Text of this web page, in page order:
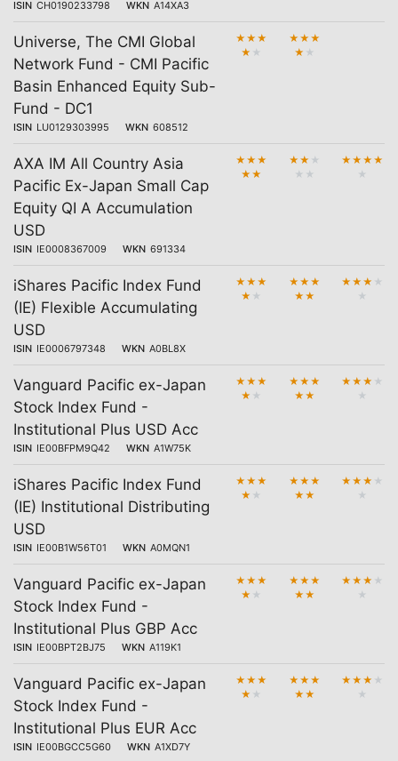
ISIN CH0190233798 WKN A14XA3
Universe, The CMI Global
Network Fund - CMI Pacific
Basin Enhanced Equity Sub-
Fund - DC1
ISIN LU0129303995 WKN 608512
★ ★ ★
★ ★
★ ★ ★
★ ★
AXA IM All Country Asia
Pacific Ex-Japan Small Cap
Equity QI A Accumulation
USD
ISIN IE0008367009 WKN 691334
★ ★ ★
★ ★
★ ★ ★
★ ★
★ ★ ★ ★
★
iShares Pacific Index Fund
(IE) Flexible Accumulating
USD
ISIN IE0006797348 WKN A0BL8X
★ ★ ★
★ ★
★ ★ ★
★ ★
★ ★ ★ ★
★
Vanguard Pacific ex-Japan
Stock Index Fund -
Institutional Plus USD Acc
ISIN IE00BFPM9Q42 WKN A1W75K
★ ★ ★
★ ★
★ ★ ★
★ ★
★ ★ ★ ★
★
iShares Pacific Index Fund
(IE) Institutional Distributing
USD
ISIN IE00B1W56T01 WKN A0MQN1
★ ★ ★
★ ★
★ ★ ★
★ ★
★ ★ ★ ★
★
Vanguard Pacific ex-Japan
Stock Index Fund -
Institutional Plus GBP Acc
ISIN IE00BPT2BJ75 WKN A119K1
★ ★ ★
★ ★
★ ★ ★
★ ★
★ ★ ★ ★
★
Vanguard Pacific ex-Japan
Stock Index Fund -
Institutional Plus EUR Acc
ISIN IE00BGCC5G60 WKN A1XD7Y
★ ★ ★
★ ★
★ ★ ★
★ ★
★ ★ ★ ★
★